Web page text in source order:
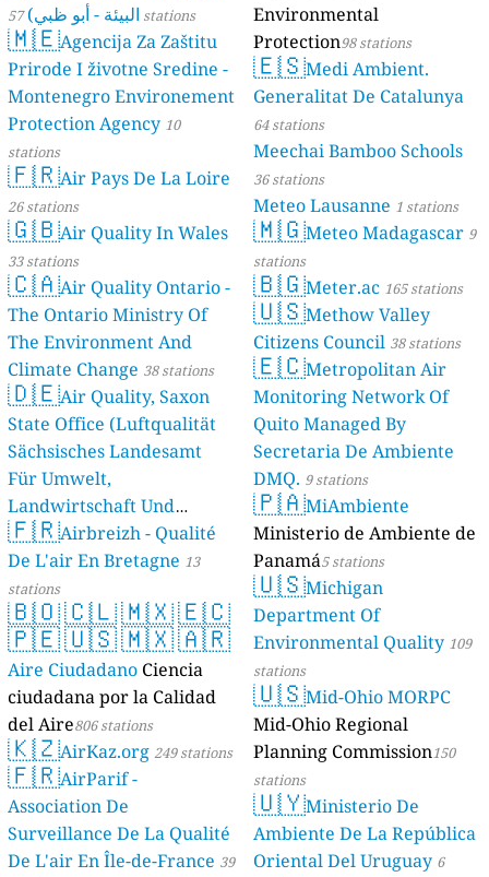
البيئة - أبو ظبي) 57 stations
🇲🇪Agencija Za Zaštitu
Prirode I životne Sredine -
Montenegro Environement
Protection Agency 10
stations
🇫🇷Air Pays De La Loire
26 stations
🇬🇧Air Quality In Wales
33 stations
🇨🇦Air Quality Ontario -
The Ontario Ministry Of
The Environment And
Climate Change 38 stations
🇩🇪Air Quality, Saxon
State Office (Luftqualität
Sächsisches Landesamt
Für Umwelt,
Landwirtschaft Und
Geologie) 50 stations
🇫🇷Airbreizh - Qualité
De L'air En Bretagne 13
stations
🇧🇴🇨🇱🇲🇽🇪🇨
🇵🇪🇺🇸🇲🇽🇦🇷
Aire Ciudadano Ciencia
ciudadana por la Calidad
del Aire806 stations
🇰🇿AirKaz.org 249 stations
🇫🇷AirParif -
Association De
Surveillance De La Qualité
De L'air En Île-de-France 39
Environmental
Protection98 stations
🇪🇸Medi Ambient.
Generalitat De Catalunya
64 stations
Meechai Bamboo Schools
36 stations
Meteo Lausanne 1 stations
🇲🇬Meteo Madagascar 9
stations
🇧🇬Meter.ac 165 stations
🇺🇸Methow Valley
Citizens Council 38 stations
🇪🇨Metropolitan Air
Monitoring Network Of
Quito Managed By
Secretaria De Ambiente
DMQ. 9 stations
🇵🇦MiAmbiente
Ministerio de Ambiente de
Panamá5 stations
🇺🇸Michigan
Department Of
Environmental Quality 109
stations
🇺🇸Mid-Ohio MORPC
Mid-Ohio Regional
Planning Commission150
stations
🇺🇾Ministerio De
Ambiente De La República
Oriental Del Uruguay 6